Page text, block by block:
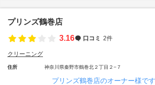
プリンズ鶴巻店
3.16
口コミ 2件
クリーニング
住所 神奈川県秦野市鶴巻北２丁目２−７
プリンズ鶴巻店のオーナー様で